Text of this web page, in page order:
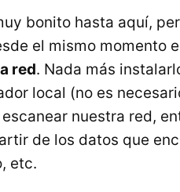
bonito hasta aquí,
el mismo momento
red. Nada más
local (no es
nuestra red,
de los datos que
etc.